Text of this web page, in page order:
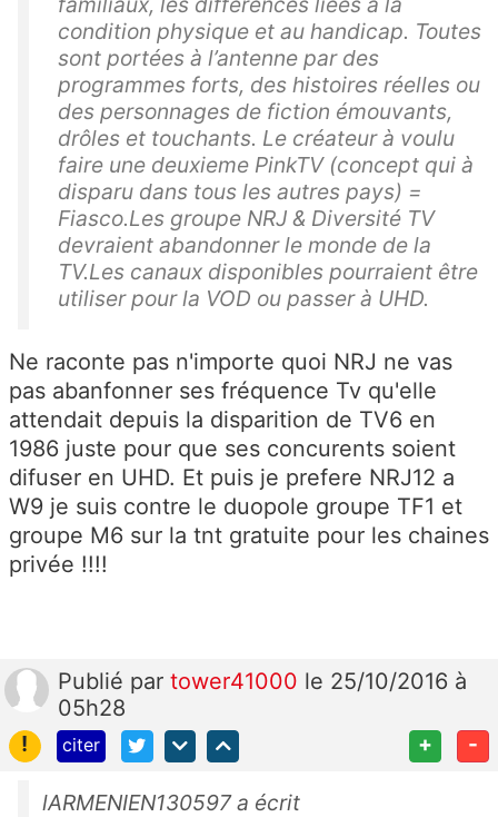
condition physique et au handicap. Toutes
sont portées à l’antenne par des
programmes forts, des histoires réelles ou
des personnages de fiction émouvants,
drôles et touchants. Le créateur à voulu
faire une deuxieme PinkTV (concept qui à
disparu dans tous les autres pays) =
Fiasco.Les groupe NRJ & Diversité TV
devraient abandonner le monde de la
TV.Les canaux disponibles pourraient être
utiliser pour la VOD ou passer à UHD.
Ne raconte pas n'importe quoi NRJ ne vas
pas abanfonner ses fréquence Tv qu'elle
attendait depuis la disparition de TV6 en
1986 juste pour que ses concurents soient
difuser en UHD. Et puis je prefere NRJ12 a
W9 je suis contre le duopole groupe TF1 et
groupe M6 sur la tnt gratuite pour les chaines
privée !!!!
Publié par tower41000 le 25/10/2016 à
05h28
!
citer + -
lARMENIEN130597 a écrit